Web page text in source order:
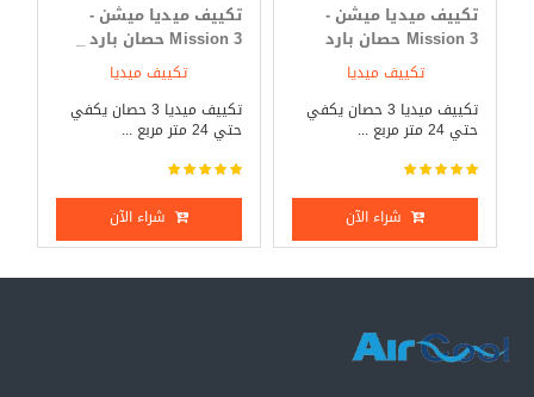
تكييف ميديا ميشن -
Mission 3 حصان بارد
تكييف ميديا
تكييف ميديا 3 حصان يكفي
حتي 24 متر مربع ...
شراء الآن
تكييف ميديا ميشن -
Mission 3 حصان بارد _
تكييف ميديا
تكييف ميديا 3 حصان يكفي
حتي 24 متر مربع ...
شراء الآن